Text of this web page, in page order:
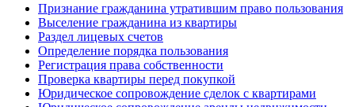
Признание гражданина утратившим право пользования
Выселение гражданина из квартиры
Раздел лицевых счетов
Определение порядка пользования
Регистрация права собственности
Проверка квартиры перед покупкой
Юридическое сопровождение сделок с квартирами